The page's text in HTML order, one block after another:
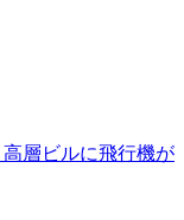
高層ビルに飛行機が